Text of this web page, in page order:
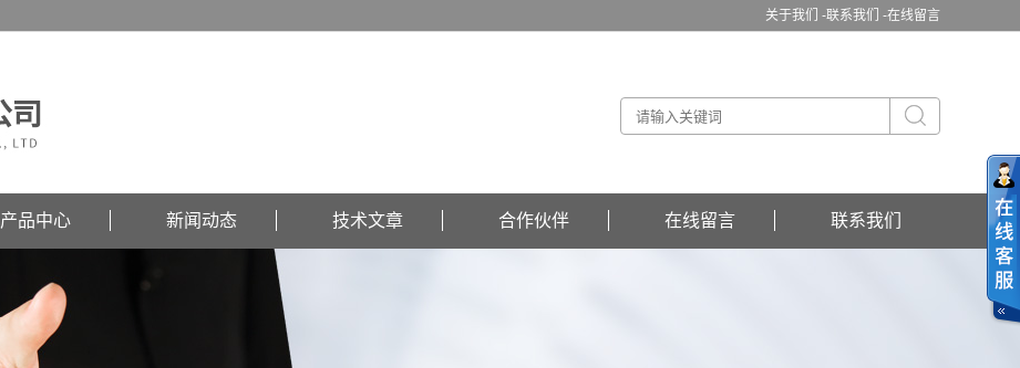
关于我们 -联系我们 -在线留言
产品中心 新闻动态 技术文章 合作伙伴 在线留言 联系我们